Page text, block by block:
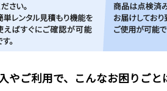
やご利用で、こんなお困りごと